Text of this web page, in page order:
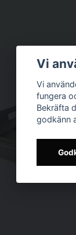
Vi
Vi
fungera
Bekräfta
godkänn